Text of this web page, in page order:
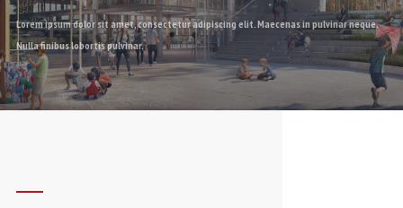
Lorem ipsum dolor sit amet, consectetur adipiscing elit. Maecenas in pulvinar neque.
Nulla finibus lobortis pulvinar.